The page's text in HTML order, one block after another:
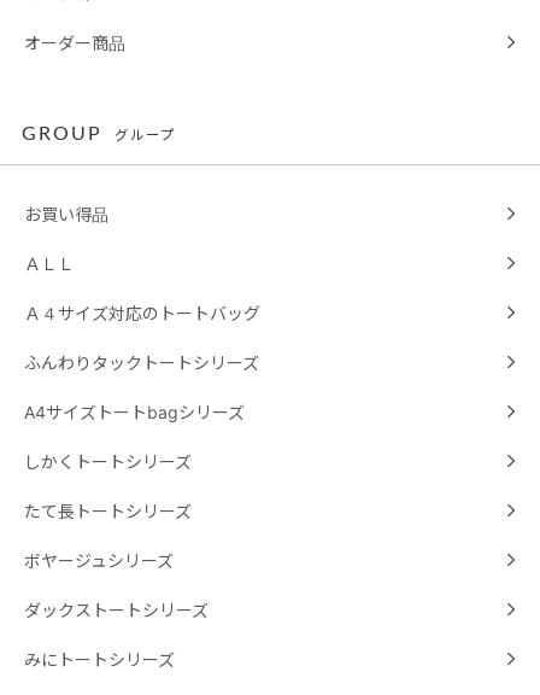
オーダー商品
GROUP グループ
お買い得品
ＡＬＬ
Ａ４サイズ対応のトートバッグ
ふんわりタックトートシリーズ
A4サイズトートbagシリーズ
しかくトートシリーズ
たて長トートシリーズ
ボヤージュシリーズ
ダックストートシリーズ
みにトートシリーズ